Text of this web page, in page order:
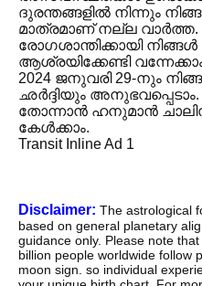
ദുരന്തങ്ങളിൽ നിന്നും
മാത്രമാണ് നല്ല
രോഗശാന്തിക്കായി
ആശ്രയിക്കേണ്ടി
2024 ജനുവരി 29-നും
ഛർദ്ദിയും
തോന്നാൻ ഹനുമാൻ
കേൾക്കാം.
Transit Inline Ad 1
Disclaimer: The astrological
based on general planetary
guidance only. Please note
billion people worldwide follow
moon sign. so individual